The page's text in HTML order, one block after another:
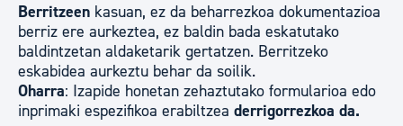
Berritzeen kasuan, ez da beharrezkoa dokumentazioa
berriz ere aurkeztea, ez baldin bada eskatutako
baldintzetan aldaketarik gertatzen. Berritzeko
eskabidea aurkeztu behar da soilik.
Oharra: Izapide honetan zehaztutako formularioa edo
inprimaki espezifikoa erabiltzea derrigorrezkoa da.